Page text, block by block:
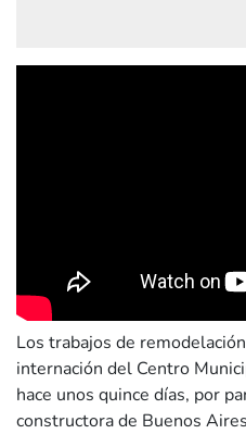
Los trabajos de
internación del Centro
hace unos quince días, por
constructora de Buenos